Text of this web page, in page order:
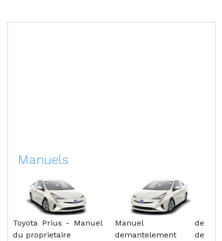
Manuels
Toyota Prius - Manuel
du proprietaire
Manuel de
demantelement de